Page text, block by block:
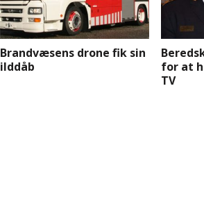
Brandvæsens drone fik sin
ilddåb
for at
TV